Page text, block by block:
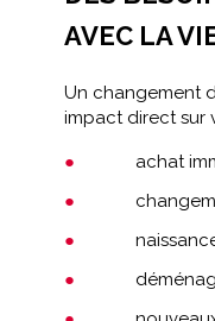
AVEC LA
Un changement
impact direct sur
achat